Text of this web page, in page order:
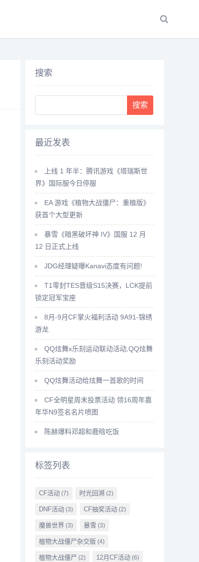
搜索
最近发表
上线 1 年半：腾讯游戏《塔瑞斯世
界》国际服今日停服
EA 游戏《植物大战僵尸：重植版》
获首个大型更新
暴雪《暗黑破坏神 IV》国服 12 月
12 日正式上线
JDG经理疑曝Kanavi态度有问题!
T1零封TES晋级S15决赛，LCK提前
锁定冠军宝座
8月-9月CF掌火福利活动 9A91-锦绣
游龙
QQ炫舞x乐刻运动联动活动,QQ炫舞
乐刻活动奖励
QQ炫舞活动给炫舞一首歌的时间
CF全明星周末投票活动 领16周年嘉
年华N9签名名片喷图
陈赫爆料邓超和鹿晗吃饭
标签列表
CF活动(7) 时光回溯 (2)
DNF活动(3) CF抽奖活动(2)
魔兽世界(3) 暴雪 (3)
植物大战僵尸杂交版 (4)
植物大战僵尸 (2) 12月CF活动(6)